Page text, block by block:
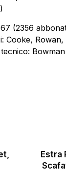
(2356
Cooke, Rowan,
Bowman
Estra